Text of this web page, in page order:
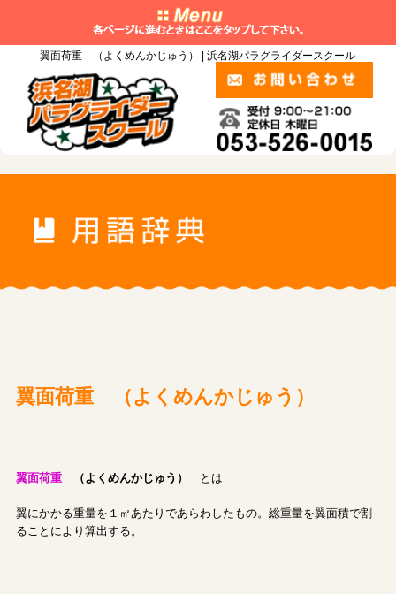
翼面荷重 （よくめんかじゅう） | 浜名湖パラグライダースクール
翼面荷重 （よくめんかじゅう）
翼面荷重（よくめんかじゅう） とは
翼にかかる重量を１㎡あたりであらわしたもの。総重量を翼面積で割
ることにより算出する。